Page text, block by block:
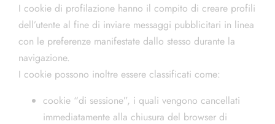
I cookie di profilazione hanno il compito di creare profili
dell’utente al fine di inviare messaggi pubblicitari in linea
con le preferenze manifestate dallo stesso durante la
navigazione.
I cookie possono inoltre essere classificati come:
cookie “di sessione”, i quali vengono cancellati
immediatamente alla chiusura del browser di